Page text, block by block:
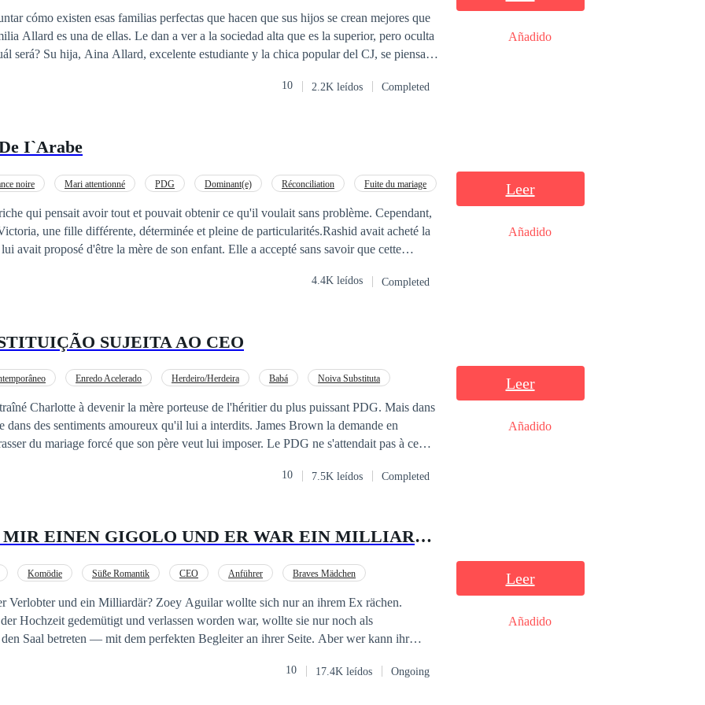
cómo existen esas familias perfectas que hacen que sus hijos se crean mejores que
Allard es una de ellas. Le dan a ver a la sociedad alta que es la superior, pero oculta
popular del CJ, se piensa
lo perfecto no existe y pintaba ante todos un mundo color de rosa cuando en realidad es
un romance… Sin Perfección.
10 2.2K leídos Completed
Añadido
I`Arabe
noire Mari attentionné PDG Dominant(e) Réconciliation Fuite du mariage
qui pensait avoir tout et pouvait obtenir ce qu'il voulait sans problème. Cependant,
une fille différente, déterminée et pleine de particularités.Rashid avait acheté la
avait proposé d'être la mère de son enfant. Elle a accepté sans savoir que cette
à ses côtés sans donner son cœur et ses émotions même s'il ne croit pas en l'amour ?
4.4K leídos Completed
Leer
Añadido
SUJEITA AO CEO
Enredo Acelerado Herdeiro/Herdeira Babá
Noiva Substituta
Charlotte à devenir la mère porteuse de l'héritier du plus puissant PDG. Mais dans
sentiments amoureux qu'il lui a interdits. James Brown la demande en
forcé que son père veut lui imposer. Le PDG ne s'attendait pas à ce
tomber follement amoureuse de lui, car ce sentiment lui a apporté beaucoup de
10 7.5K leídos Completed
Leer
Añadido
ICH KAUFTE MIR EINEN GIGOLO UND ER WAR EIN MILLIARDÄR
Komödie Süße Romantik CEO Anführer
Braves Mädchen
Zoey Aguilar wollte sich nur an ihrem Ex rächen.
Hochzeit gedemütigt und verlassen worden war, wollte sie nur noch als
betreten — mit dem perfekten Begleiter an ihrer Seite. Aber wer kann ihr
der arrogante und unerträglich gutaussehende CEO der Vinícola Bellucci — einer der
10 17.4K leídos Ongoing
Leer
Añadido